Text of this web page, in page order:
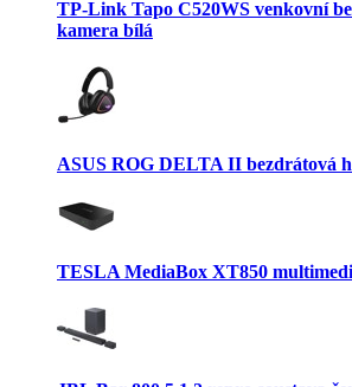
TP-Link Tapo C520WS venkovní
kamera bílá
ASUS ROG DELTA II bezdrátová
TESLA MediaBox XT850